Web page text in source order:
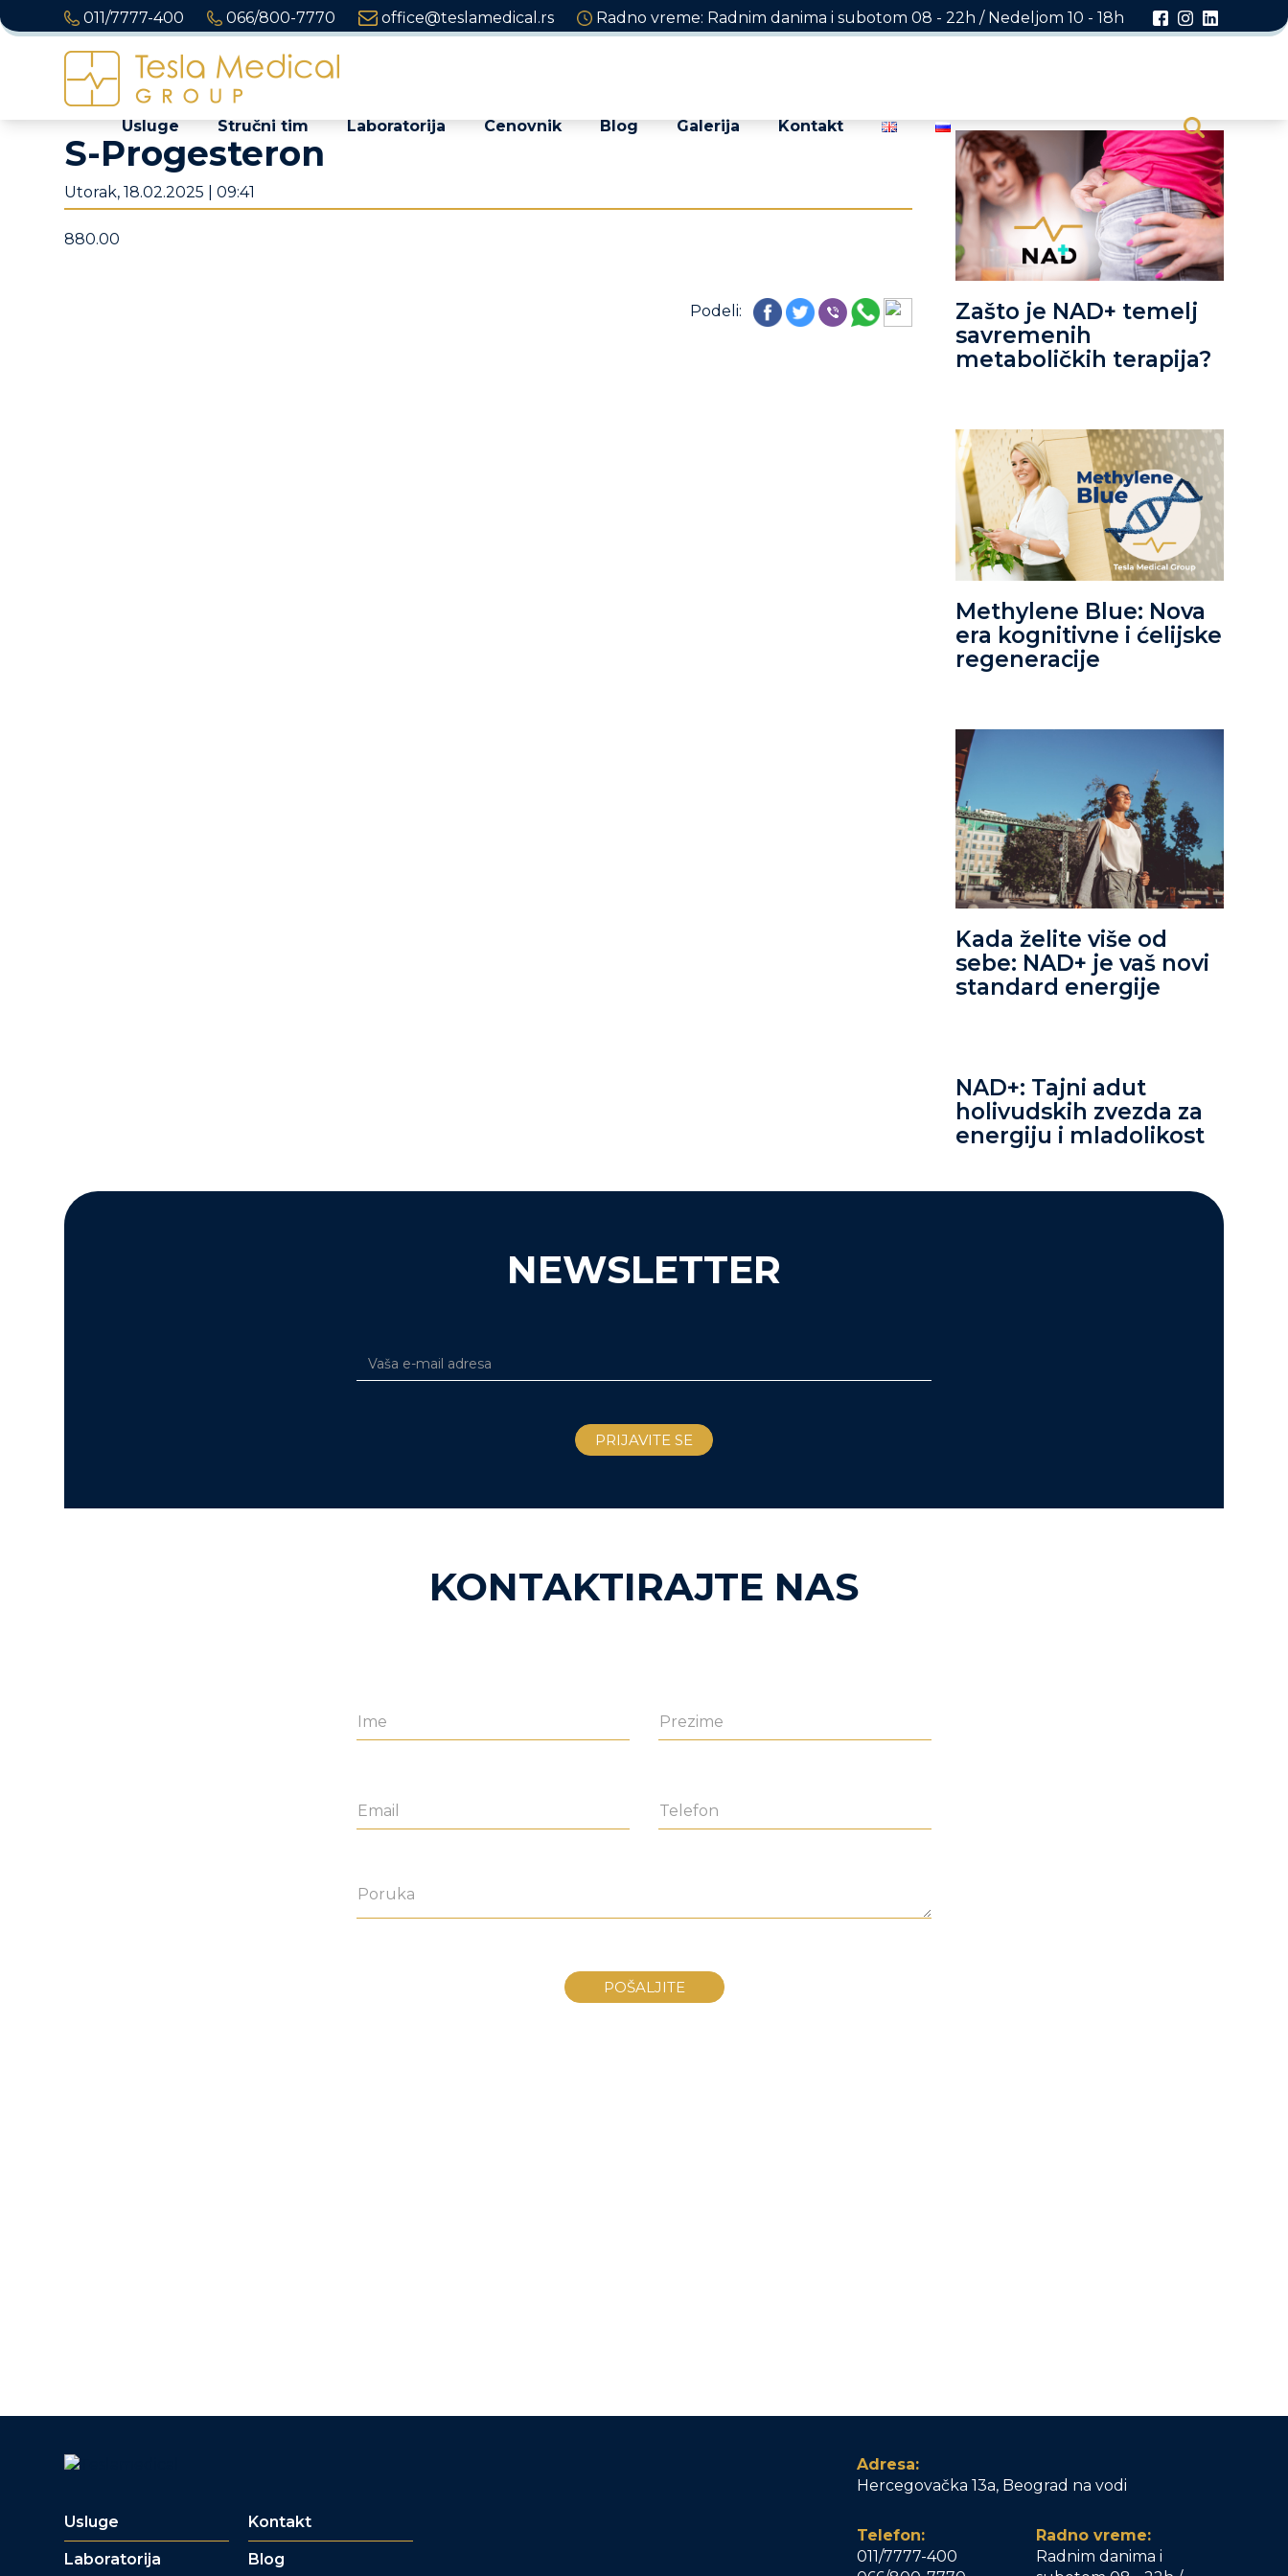
011/7777-400 066/800-7770 office@teslamedical.rs Radno vreme: Radnim danima i subotom 08 - 22h / Nedeljom 10 - 18h
Usluge Stručni tim Laboratorija Cenovnik Blog Galerija Kontakt
S-Progesteron
Utorak, 18.02.2025 | 09:41
880.00
Podeli:
Zašto je NAD+ temelj
savremenih
metaboličkih terapija?
Methylene Blue: Nova
era kognitivne i ćelijske
regeneracije
Kada želite više od
sebe: NAD+ je vaš novi
standard energije
NAD+: Tajni adut
holivudskih zvezda za
energiju i mladolikost
NEWSLETTER
KONTAKTIRAJTE NAS
Usluge Kontakt
Laboratorija Blog
Adresa:
Hercegovačka 13a, Beograd na vodi
Telefon:
011/7777-400
Radno vreme:
Radnim danima i